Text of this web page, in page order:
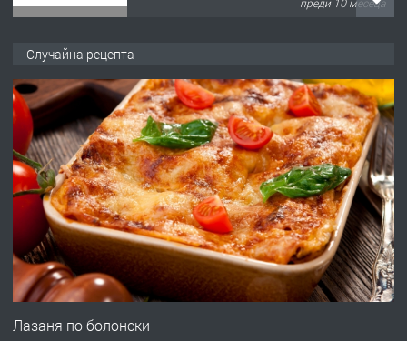
преди 10 месеца
преди 1 година
ПРЕДЛАГА Работа за общи работници
преди 1 година
ПРЕДЛАГА
Първи поход "По стъпките на Ангел
Случайна рецепта
Лазаня по болонски